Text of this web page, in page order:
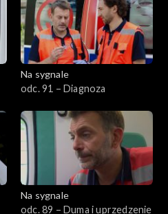
Na sygnale
odc. 91 – Diagnoza
Na sygnale
odc. 89 – Duma i uprzedzenie